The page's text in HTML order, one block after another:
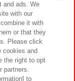
トポリシー
ィ方針と検証結果
and ads. We
with our
it with
or that they
Please click
cookies and
the right to opt
partners.
to